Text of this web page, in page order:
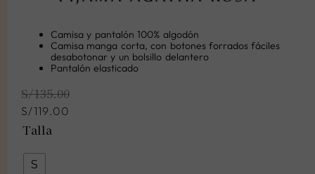
Camisa y pantalón 100% algodón
Camisa manga corta, con botones forrados fáciles
desabotonar y un bolsillo delantero
Pantalón elasticado
S/135.00
El
precio
original
era:
S/135.00.
S/119.00
El
precio
actual
S/119.00.
Talla
S
Pijama
Rosa